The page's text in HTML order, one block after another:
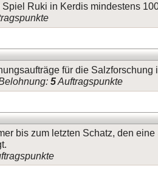
Ruki in Kerdis mindestens
für die Salzforschung
5Auftragspunkte
bis zum letzten Schatz, den